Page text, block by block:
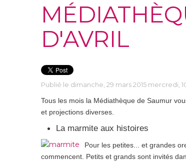
D'AVRIL
Publié le dimanche, 29 mars 2015 mercredi,
Tous les mois la Médiathèque de Saumur
et projections diverses.
La marmite aux histoires
Pour les petites... et grandes
commencent. Petits et grands sont invités